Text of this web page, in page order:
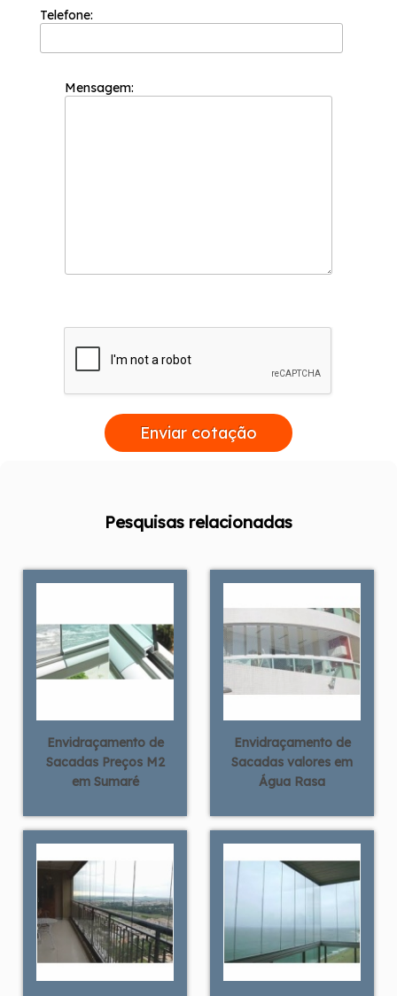
Telefone:
Mensagem:
Enviar cotação
Pesquisas relacionadas
Envidraçamento de
Sacadas Preços M2
em Sumaré
Envidraçamento de
Sacadas valores em
Água Rasa